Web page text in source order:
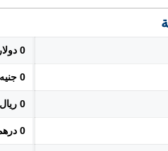
0 دولار
0 جنيه
0 ريال
0 درهم